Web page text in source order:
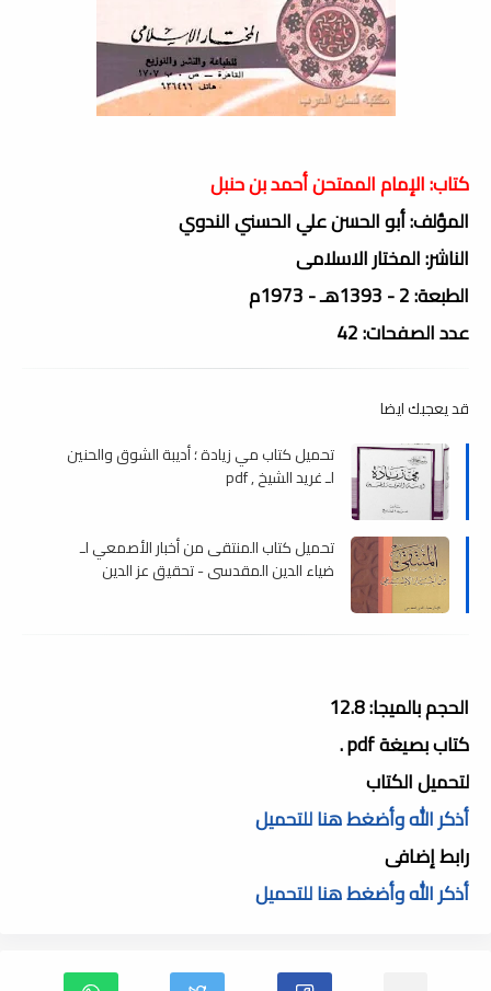
كتاب: الإمام الممتحن أحمد بن حنبل
المؤلف: أبو الحسن علي الحسني الندوي
الناشر: المختار الاسلامى
الطبعة: 2 - 1393هـ - 1973م
عدد الصفحات: 42
قد يعجبك ايضا
تحميل كتاب مي زيادة ؛ أديبة الشوق والحنين
لـ غريد الشيخ , pdf
تحميل كتاب المنتقى من أخبار الأصمعي لـ
ضياء الدين المقدسي - تحقيق عز الدين
الحجم بالميجا: 12.8
كتاب بصيغة pdf .
لتحميل الكتاب
أذكر الله وأضغط هنا للتحميل
رابط إضافى
أذكر الله وأضغط هنا للتحميل